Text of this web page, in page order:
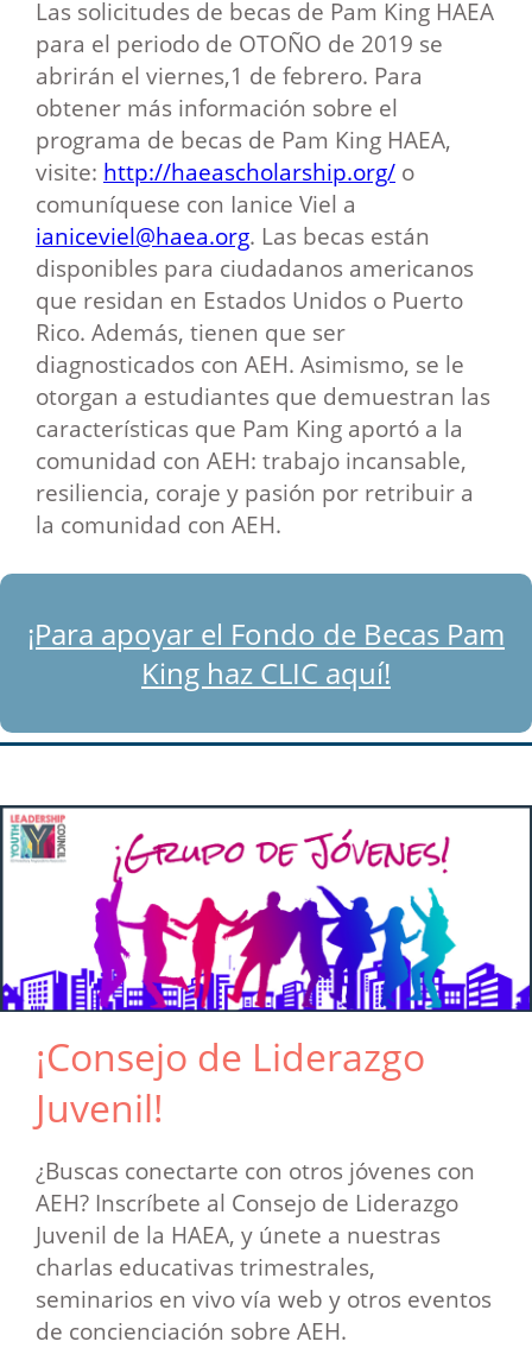
Las solicitudes de becas de Pam King HAEA
para el periodo de OTOÑO de 2019 se
abrirán el viernes,1 de febrero. Para
obtener más información sobre el
programa de becas de Pam King HAEA,
visite: http://haeascholarship.org/ o
comuníquese con Ianice Viel a
ianiceviel@haea.org. Las becas están
disponibles para ciudadanos americanos
que residan en Estados Unidos o Puerto
Rico. Además, tienen que ser
diagnosticados con AEH. Asimismo, se le
otorgan a estudiantes que demuestran las
características que Pam King aportó a la
comunidad con AEH: trabajo incansable,
resiliencia, coraje y pasión por retribuir a
la comunidad con AEH.
¡Para apoyar el Fondo de Becas Pam
King haz CLIC aquí!
¡Consejo de Liderazgo
Juvenil!
¿Buscas conectarte con otros jóvenes con
AEH? Inscríbete al Consejo de Liderazgo
Juvenil de la HAEA, y únete a nuestras
charlas educativas trimestrales,
seminarios en vivo vía web y otros eventos
de concienciación sobre AEH.